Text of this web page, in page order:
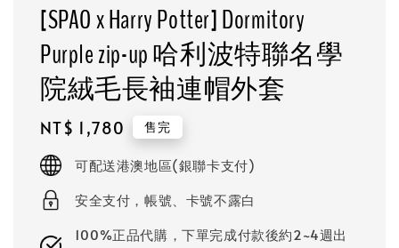
[SPAO x Harry Potter] Dormitory
Purple zip-up 哈利波特聯名學
院絨毛長袖連帽外套
Regular
price
NT$ 1,780 售完
可配送港澳地區(銀聯卡支付)
安全支付，帳號、卡號不露白
100%正品代購，下單完成付款後約2~4週出